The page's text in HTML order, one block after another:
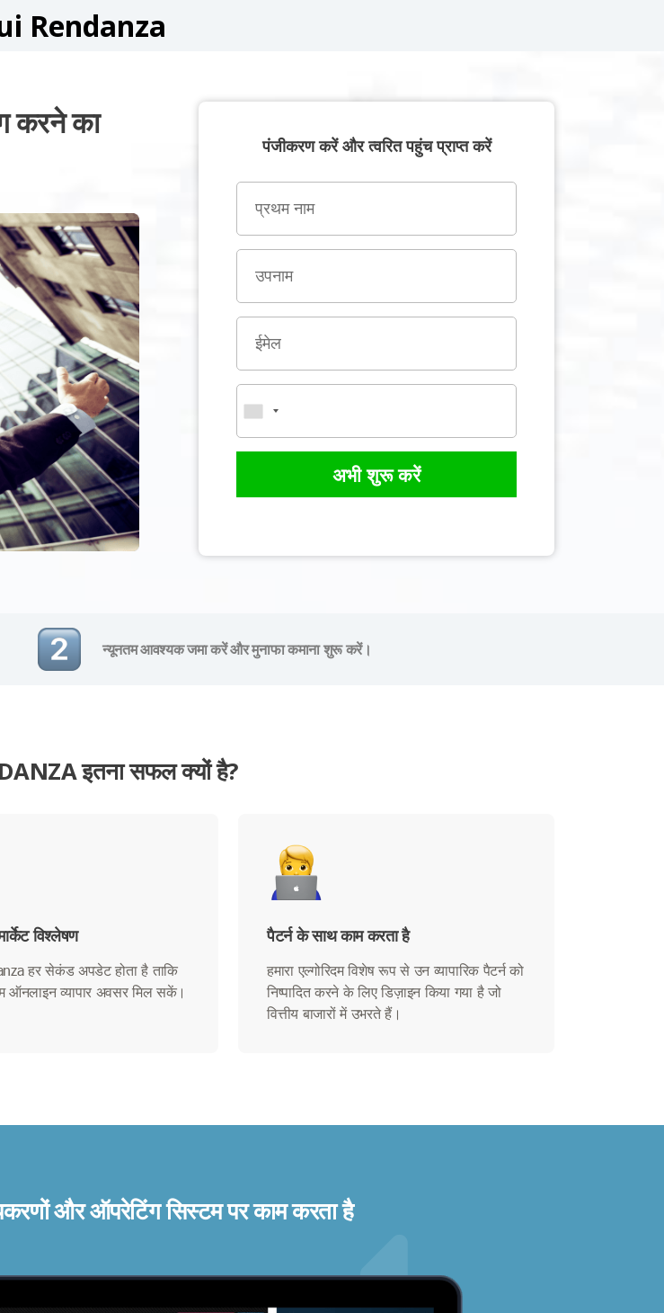
Rendanza
करने का
पंजीकरण करें और त्वरित पहुंच प्राप्त करें
अभी शुरू करें
न्यूनतम आवश्यक जमा करें और मुनाफा कमाना शुरू करें।
इतना सफल क्यों है?
विश्लेषण
हर सेकंड अपडेट होता है ताकि
ऑनलाइन व्यापार अवसर मिल सकें।
पैटर्न के साथ काम करता है
हमारा एल्गोरिदम विशेष रूप से उन व्यापारिक पैटर्न को
निष्पादित करने के लिए डिज़ाइन किया गया है जो
वित्तीय बाजारों में उभरते हैं।
और ऑपरेटिंग सिस्टम पर काम करता है